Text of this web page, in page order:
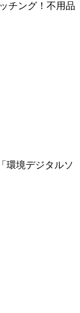
チング！不用品
環境デジタルソ